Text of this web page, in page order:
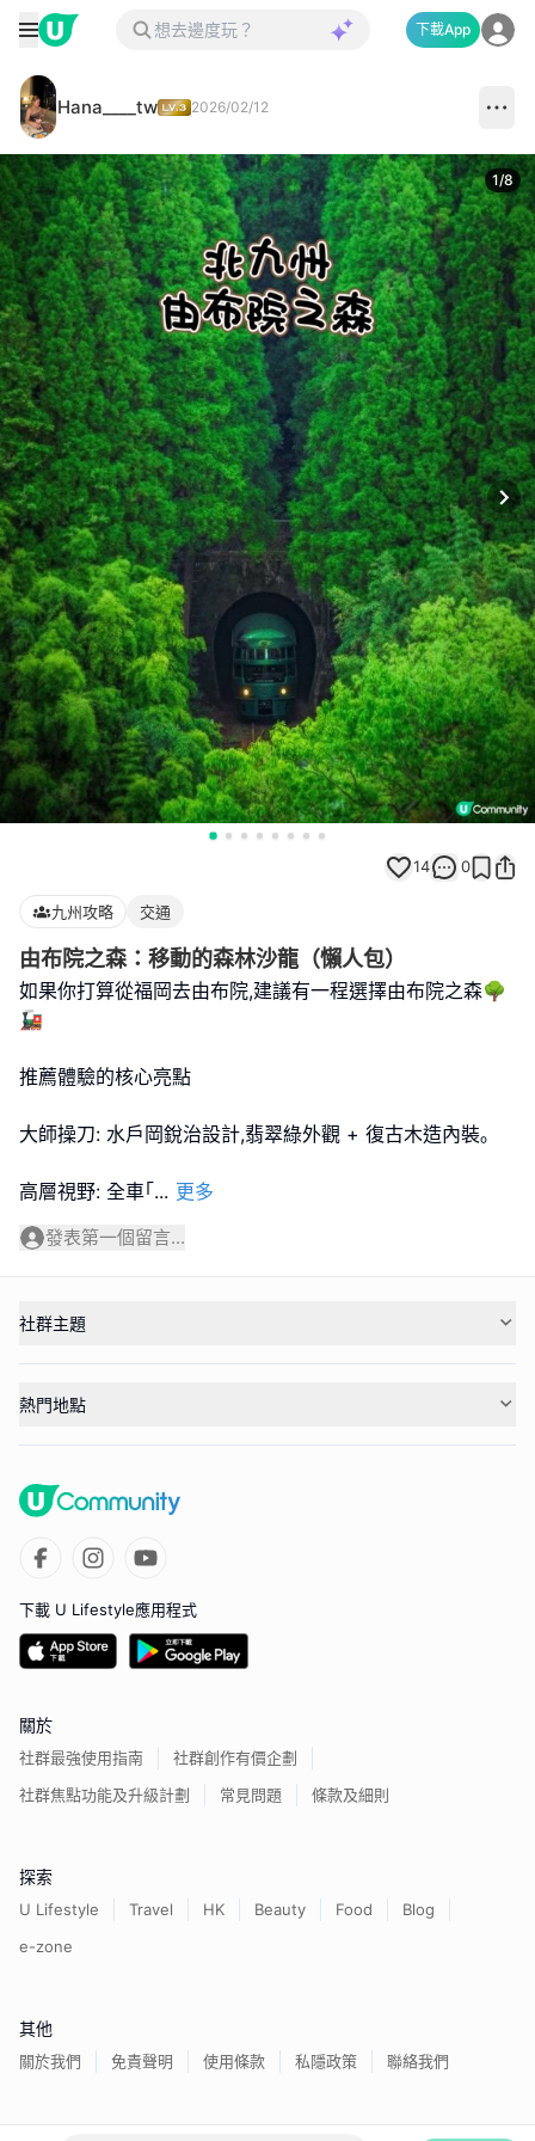
下載App
Hana____tw 2026/02/12
1/8
14 0
九州攻略 交通
由布院之森：移動的森林沙龍（懶人包）
如果你打算從福岡去由布院,建議有一程選擇由布院之森🌳
🚂
推薦體驗的核心亮點
大師操刀: 水戶岡銳治設計,翡翠綠外觀 + 復古木造內裝｡
高層視野: 全車｢... 更多
發表第一個留言...
社群主題
熱門地點
下載 U Lifestyle應用程式
關於
社群最強使用指南
社群創作有價企劃
社群焦點功能及升級計劃
常見問題 條款及細則
探索
U Lifestyle Travel HK Beauty Food
Blog
e-zone
其他
關於我們 免責聲明 使用條款 私隱政策 聯絡我們